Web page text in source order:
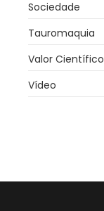
Sociedade
Tauromaquia
Valor Científico
Vídeo